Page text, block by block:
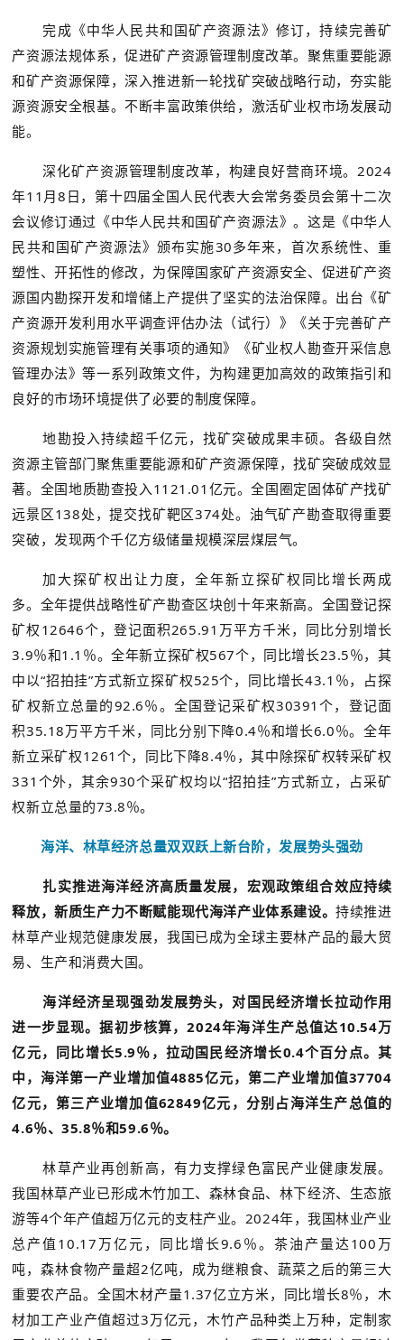
完成《中华人民共和国矿产资源法》修订，持续完善矿
产资源法规体系，促进矿产资源管理制度改革。聚焦重要能源
和矿产资源保障，深入推进新一轮找矿突破战略行动，夯实能
源资源安全根基。不断丰富政策供给，激活矿业权市场发展动
能。
深化矿产资源管理制度改革，构建良好营商环境。2024
年11月8日，第十四届全国人民代表大会常务委员会第十二次
会议修订通过《中华人民共和国矿产资源法》。这是《中华人
民共和国矿产资源法》颁布实施30多年来，首次系统性、重
塑性、开拓性的修改，为保障国家矿产资源安全、促进矿产资
源国内勘探开发和增储上产提供了坚实的法治保障。出台《矿
产资源开发利用水平调查评估办法（试行）》《关于完善矿产
资源规划实施管理有关事项的通知》《矿业权人勘查开采信息
管理办法》等一系列政策文件，为构建更加高效的政策指引和
良好的市场环境提供了必要的制度保障。
地勘投入持续超千亿元，找矿突破成果丰硕。各级自然
资源主管部门聚焦重要能源和矿产资源保障，找矿突破成效显
著。全国地质勘查投入1121.01亿元。全国圈定固体矿产找矿
远景区138处，提交找矿靶区374处。油气矿产勘查取得重要
突破，发现两个千亿方级储量规模深层煤层气。
加大探矿权出让力度，全年新立探矿权同比增长两成
多。全年提供战略性矿产勘查区块创十年来新高。全国登记探
矿权12646个，登记面积265.91万平方千米，同比分别增长
3.9％和1.1％。全年新立探矿权567个，同比增长23.5％，其
中以“招拍挂”方式新立探矿权525个，同比增长43.1％，占探
矿权新立总量的92.6％。全国登记采矿权30391个，登记面
积35.18万平方千米，同比分别下降0.4％和增长6.0％。全年
新立采矿权1261个，同比下降8.4％，其中除探矿权转采矿权
331个外，其余930个采矿权均以“招拍挂”方式新立，占采矿
权新立总量的73.8％。
海洋、林草经济总量双双跃上新台阶，发展势头强劲
扎实推进海洋经济高质量发展，宏观政策组合效应持续
释放，新质生产力不断赋能现代海洋产业体系建设。持续推进
林草产业规范健康发展，我国已成为全球主要林产品的最大贸
易、生产和消费大国。
海洋经济呈现强劲发展势头，对国民经济增长拉动作用
进一步显现。据初步核算，2024年海洋生产总值达10.54万
亿元，同比增长5.9％，拉动国民经济增长0.4个百分点。其
中，海洋第一产业增加值4885亿元，第二产业增加值37704
亿元，第三产业增加值62849亿元，分别占海洋生产总值的
4.6％、35.8％和59.6％。
林草产业再创新高，有力支撑绿色富民产业健康发展。
我国林草产业已形成木竹加工、森林食品、林下经济、生态旅
游等4个年产值超万亿元的支柱产业。2024年，我国林业产业
总产值10.17万亿元，同比增长9.6％。茶油产量达100万
吨，森林食物产量超2亿吨，成为继粮食、蔬菜之后的第三大
重要农产品。全国木材产量1.37亿立方米，同比增长8％，木
材加工产业产值超过3万亿元，木竹产品种类上万种，定制家